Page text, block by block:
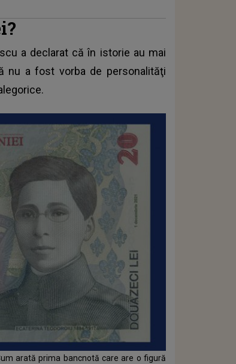
a declarat că în istorie au mai
nu a fost vorba de personalităţi
arată prima bancnotă care are o figură